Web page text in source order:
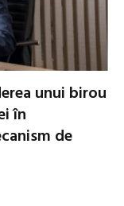
unui birou
în
de